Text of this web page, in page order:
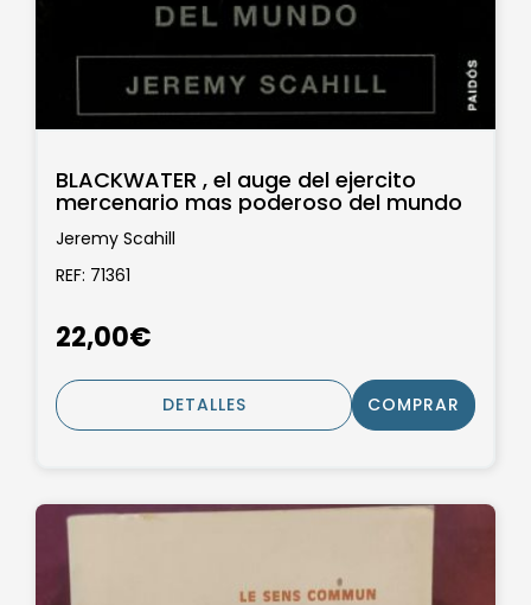
BLACKWATER , el auge del ejercito
mercenario mas poderoso del mundo
Jeremy Scahill
REF: 71361
22,00€
DETALLES COMPRAR